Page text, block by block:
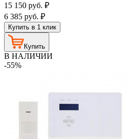
15 150 руб. ₽
6 385 руб. ₽
Купить в 1 клик
Купить
В НАЛИЧИИ
-55%